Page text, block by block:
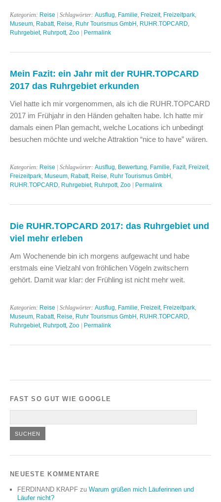
Kategorien: Reise | Schlagwörter: Ausflug Familie Freizeit, Freizeitpark
Museum Rabatt, Reise Ruhr Tourismus GmbH RUHR.TOPCARD
Ruhrgebiet, Ruhrpott, Zoo | Permalink
Mein Fazit: ein Jahr mit der RUHR.TOPCARD
2017 das Ruhrgebiet erkunden
Viel hatte ich mir vorgenommen, als ich die RUHR.TOPCARD
2017 im Frühjahr in den Händen gehalten habe. Ich hatte mir
damals einen Plan gemacht, welche Locations ich unbedingt
besuchen möchte und welche Attraktion “nice to have” wären.
Kategorien: Reise | Schlagwörter: Ausflug Bewertung Familie Fazit, Freizeit,
Freizeitpark Museum Rabatt, Reise Ruhr Tourismus GmbH
RUHR.TOPCARD Ruhrgebiet, Ruhrpott, Zoo | Permalink
Die RUHR.TOPCARD 2017: das Ruhrgebiet und
viel mehr erleben
Am Wochenende bin ich morgens aufgewacht und habe
erstmals eine Vielzahl von fröhlichen Vögeln zwitschern
gehört. Damit war klar: der Frühling ist nicht mehr weit.
Kategorien: Reise | Schlagwörter: Ausflug Familie Freizeit, Freizeitpark
Museum Rabatt, Reise Ruhr Tourismus GmbH RUHR.TOPCARD
Ruhrgebiet, Ruhrpott, Zoo | Permalink
FAST SO GUT WIE GOOGLE
NEUESTE KOMMENTARE
FERDINAND KRAPF zu Warum grüßen mich Läuferinnen und
Läufer nicht?